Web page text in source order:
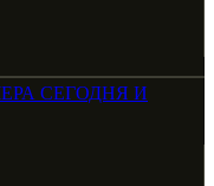
СЕГОДНЯ И